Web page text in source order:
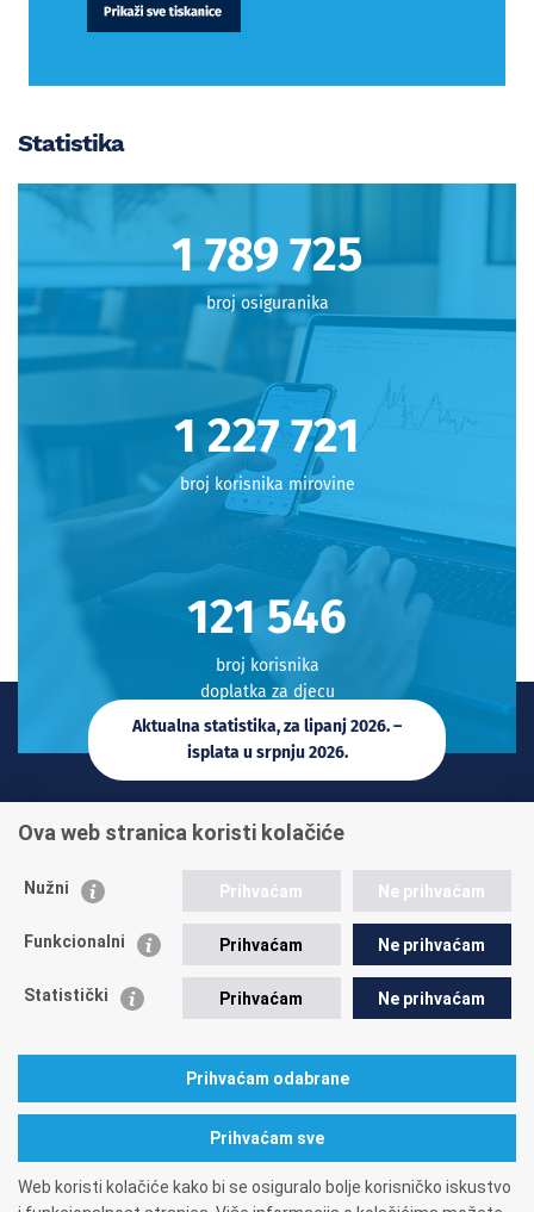
Statistika
1 798 712
broj osiguranika
1 233 886
broj korisnika mirovine
122 156
broj korisnika
doplatka za djecu
Aktualna statistika, za lipanj 2026. –
isplata u srpnju 2026.
+385 1 45 95 011
Postavite pitanje
A. Mihanovića 3 10000 Zagreb tel: 01/4595-500
fax: 01/4595-063
Matični broj: 1416626
OIB: 84397956623
Ova web stranica koristi kolačiće
Nužni Prihvaćam Ne prihvaćam
Funkcionalni Prihvaćam Ne prihvaćam
Statistički Prihvaćam Ne prihvaćam
Prihvaćam odabrane
Prihvaćam sve
Web koristi kolačiće kako bi se osiguralo bolje korisničko iskustvo